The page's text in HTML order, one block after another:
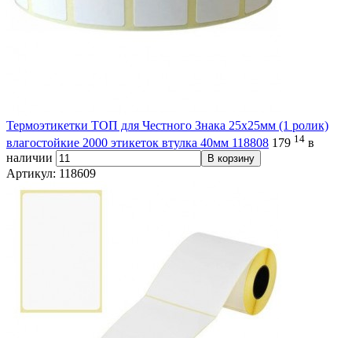
Термоэтикетки ТОП для Честного Знака 25х25мм (1 ролик)
влагостойкие 2000 этикеток втулка 40мм 118808 179 14 в
наличии
В корзину
Артикул: 118609